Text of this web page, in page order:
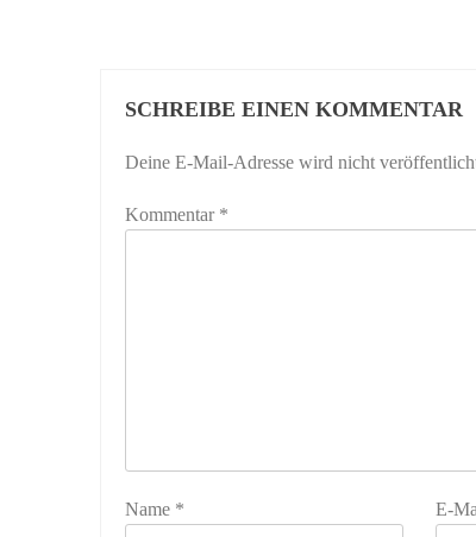
SCHREIBE EINEN KOMMENTAR
Deine E-Mail-Adresse wird nicht
Kommentar *
Name * E-